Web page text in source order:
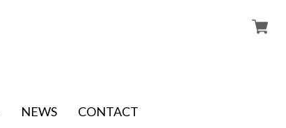
NEWS CONTACT